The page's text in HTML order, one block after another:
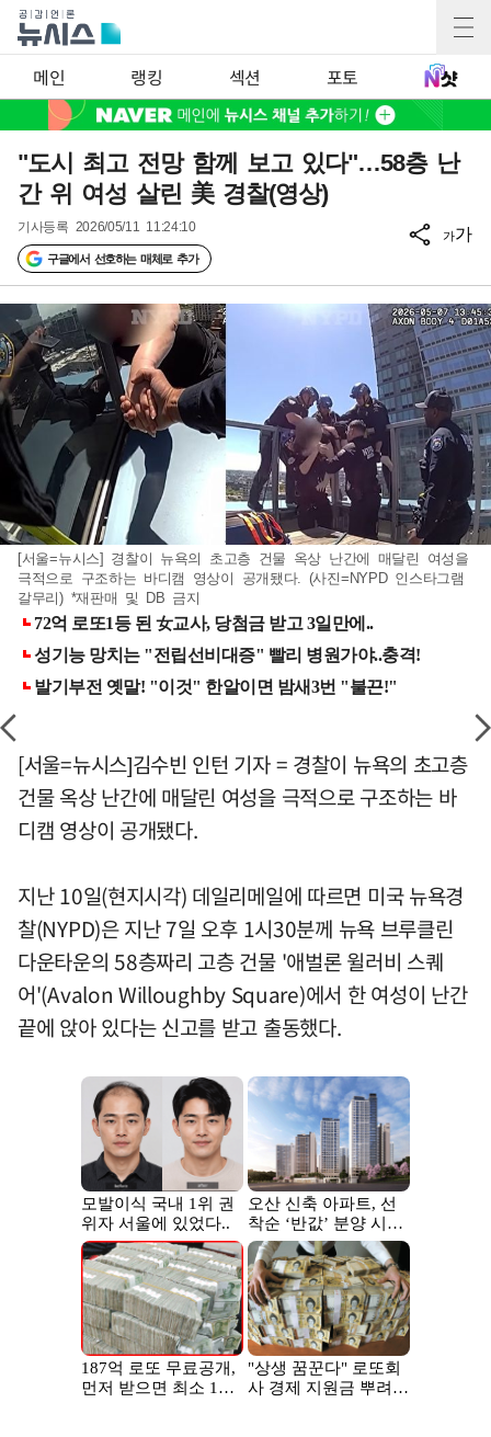
메인 랭킹 섹션 포토
"도시 최고 전망 함께 보고 있다"…58층 난
간 위 여성 살린 美 경찰(영상)
기사등록 2026/05/11 11:24:10
구글에서 선호하는 매체로 추가
가가
[서울=뉴시스] 경찰이 뉴욕의 초고층 건물 옥상 난간에 매달린 여성을
극적으로 구조하는 바디캠 영상이 공개됐다. (사진=NYPD 인스타그램
갈무리) *재판매 및 DB 금지
[서울=뉴시스]김수빈 인턴 기자 = 경찰이 뉴욕의 초고층
건물 옥상 난간에 매달린 여성을 극적으로 구조하는 바
디캠 영상이 공개됐다.
지난 10일(현지시각) 데일리메일에 따르면 미국 뉴욕경
찰(NYPD)은 지난 7일 오후 1시30분께 뉴욕 브루클린
다운타운의 58층짜리 고층 건물 '애벌론 윌러비 스퀘
어'(Avalon Willoughby Square)에서 한 여성이 난간
끝에 앉아 있다는 신고를 받고 출동했다.